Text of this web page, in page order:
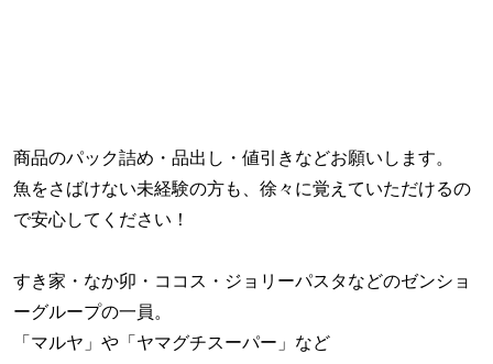
商品のパック詰め・品出し・値引きなどお願いします。
魚をさばけない未経験の方も、徐々に覚えていただけるの
で安心してください！
すき家・なか卯・ココス・ジョリーパスタなどのゼンショ
ーグループの一員。
「マルヤ」や「ヤマグチスーパー」など